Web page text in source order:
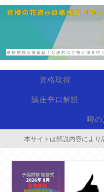
資格取得
講座辛口解説
噂の
本サイトは解説内容により